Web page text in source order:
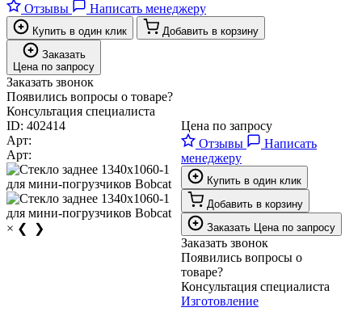
Отзывы
Написать менеджеру
Купить в один клик
Добавить в корзину
Заказать
Цена по запросу
Заказать звонок
Появились вопросы о товаре?
Консультация специалиста
ID: 402414
Арт:
Арт:
× ❮ ❯
Цена по запросу
Отзывы
Написать
менеджеру
Купить в один клик
Добавить в корзину
Заказать Цена по запросу
Заказать звонок
Появились вопросы о
товаре?
Консультация специалиста
Изготовление